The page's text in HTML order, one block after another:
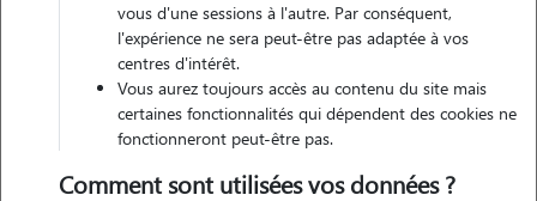
vous d'une sessions à l'autre. Par conséquent,
l'expérience ne sera peut-être pas adaptée à vos
centres d'intérêt.
Vous aurez toujours accès au contenu du site mais
certaines fonctionnalités qui dépendent des cookies ne
fonctionneront peut-être pas.
Comment sont utilisées vos données ?